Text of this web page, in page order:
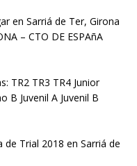
en Sarriá de Ter, Girona
– CTO DE ESPAñA
TR2 TR3 TR4 Junior
B Juvenil A Juvenil B
Trial 2018 en Sarriá de